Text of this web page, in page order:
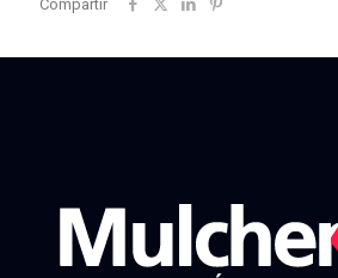
Compartir